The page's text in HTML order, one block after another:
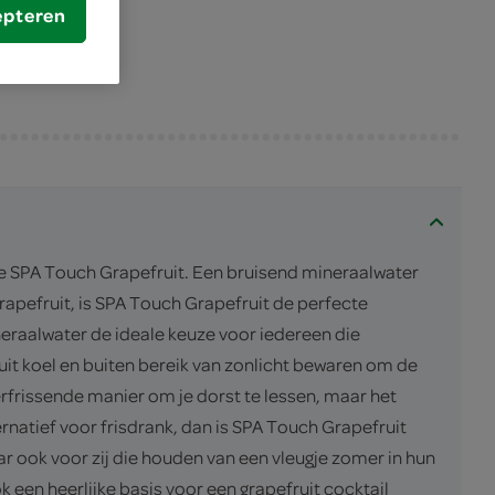
Touch Grapefruit. Een bruisend mineraalwater
is SPA Touch Grapefruit de perfecte
de ideale keuze voor iedereen die
koel en buiten bereik van zonlicht bewaren om de
manier om je dorst te lessen, maar het
voor frisdrank, dan is SPA Touch Grapefruit
voor zij die houden van een vleugje zomer in hun
een heerlijke basis voor een grapefruit cocktail